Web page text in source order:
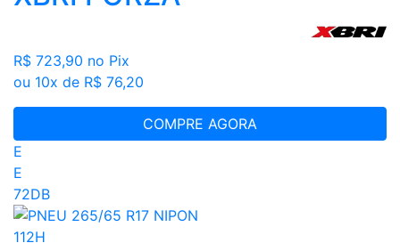
R$ 723,90 no Pix
ou 10x de R$ 76,20
COMPRE AGORA
E
E
72DB